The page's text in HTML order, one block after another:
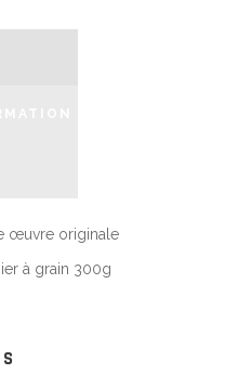
œuvre originale
à grain 300g